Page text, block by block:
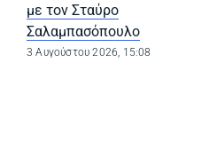
με τον Σταύρο
Σαλαμπασόπουλο
3 Αυγούστου 2026, 15:08